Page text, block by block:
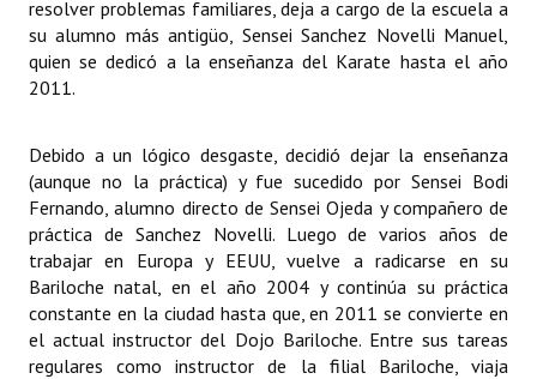
resolver problemas familiares, deja a cargo de la escuela a
su alumno más antigüo, Sensei Sanchez Novelli Manuel,
quien se dedicó a la enseñanza del Karate hasta el año
2011.
Debido a un lógico desgaste, decidió dejar la enseñanza
(aunque no la práctica) y fue sucedido por Sensei Bodi
Fernando, alumno directo de Sensei Ojeda y compañero de
práctica de Sanchez Novelli. Luego de varios años de
trabajar en Europa y EEUU, vuelve a radicarse en su
Bariloche natal, en el año 2004 y continúa su práctica
constante en la ciudad hasta que, en 2011 se convierte en
el actual instructor del Dojo Bariloche. Entre sus tareas
regulares como instructor de la filial Bariloche, viaja